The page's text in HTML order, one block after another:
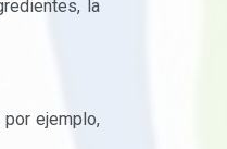
la
ejemplo,